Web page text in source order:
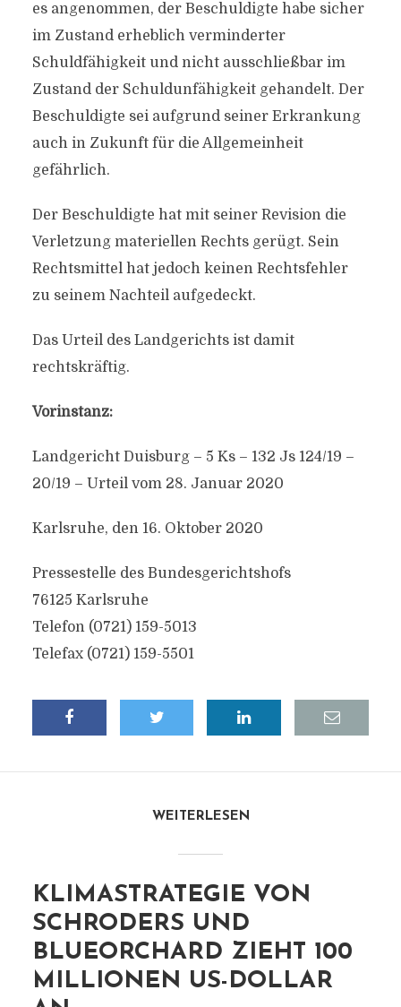
es angenommen, der Beschuldigte habe sicher
im Zustand erheblich verminderter
Schuldfähigkeit und nicht ausschließbar im
Zustand der Schuldunfähigkeit gehandelt. Der
Beschuldigte sei aufgrund seiner Erkrankung
auch in Zukunft für die Allgemeinheit
gefährlich.
Der Beschuldigte hat mit seiner Revision die
Verletzung materiellen Rechts gerügt. Sein
Rechtsmittel hat jedoch keinen Rechtsfehler
zu seinem Nachteil aufgedeckt.
Das Urteil des Landgerichts ist damit
rechtskräftig.
Vorinstanz:
Landgericht Duisburg – 5 Ks – 132 Js 124/19 –
20/19 – Urteil vom 28. Januar 2020
Karlsruhe, den 16. Oktober 2020
Pressestelle des Bundesgerichtshofs
76125 Karlsruhe
Telefon (0721) 159-5013
Telefax (0721) 159-5501
WEITERLESEN
KLIMASTRATEGIE VON
SCHRODERS UND
BLUEORCHARD ZIEHT 100
MILLIONEN US-DOLLAR